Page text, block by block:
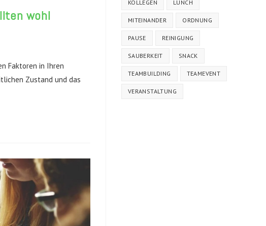
wohl
Faktoren in Ihren
Zustand und das
KOLLEGEN LUNCH
MITEINANDER ORDNUNG
PAUSE REINIGUNG
SAUBERKEIT SNACK
TEAMBUILDING TEAMEVENT
VERANSTALTUNG